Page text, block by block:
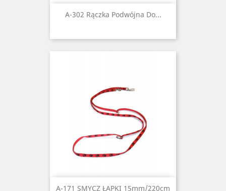
A-302 Rączka Podwójna Do...
A-171 SMYCZ ŁAPKI 15mm/220cm